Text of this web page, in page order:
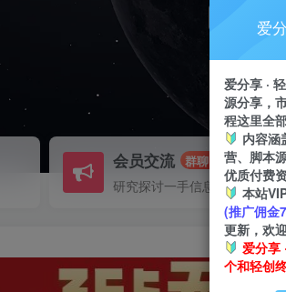
挂机
会员交流 群聊
研究探讨一手信息差
爱
爱分享 ·
源分享，
程这里全
内容涵
营、脚本
优质付费
本站
(推广佣金
更新，欢
爱分享
个和轻创